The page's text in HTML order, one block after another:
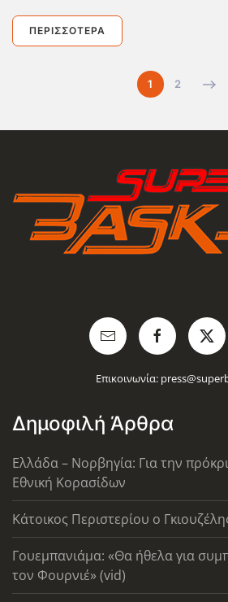
ΠΕΡΙΣΣΌΤΕΡΑ
1 2
Επικοινωνία:
Δημοφιλή Άρθρα
Ελλάδα – Νορβηγία: Για την
Εθνική Κορασίδων
Κάτοικος Περιστερίου ο
Γουεμπανιάμα: «Θα ήθελα για
τον Φουρνιέ» (vid)